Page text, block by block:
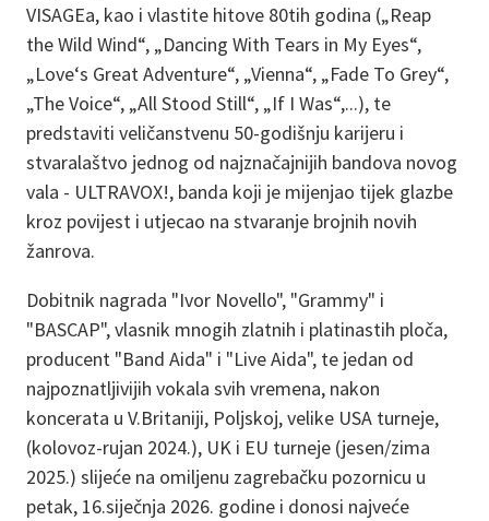
VISAGEa, kao i vlastite hitove 80tih godina („Reap
the Wild Wind“, „Dancing With Tears in My Eyes“,
„Love‘s Great Adventure“, „Vienna“, „Fade To Grey“,
„The Voice“, „All Stood Still“, „If I Was“,...), te
predstaviti veličanstvenu 50-godišnju karijeru i
stvaralaštvo jednog od najznačajnijih bandova novog
vala - ULTRAVOX!, banda koji je mijenjao tijek glazbe
kroz povijest i utjecao na stvaranje brojnih novih
žanrova.
Dobitnik nagrada "Ivor Novello", "Grammy" i
"BASCAP", vlasnik mnogih zlatnih i platinastih ploča,
producent "Band Aida" i "Live Aida", te jedan od
najpoznatljivijih vokala svih vremena, nakon
koncerata u V.Britaniji, Poljskoj, velike USA turneje,
(kolovoz-rujan 2024.), UK i EU turneje (jesen/zima
2025.) slijeće na omiljenu zagrebačku pozornicu u
petak, 16.siječnja 2026. godine i donosi najveće